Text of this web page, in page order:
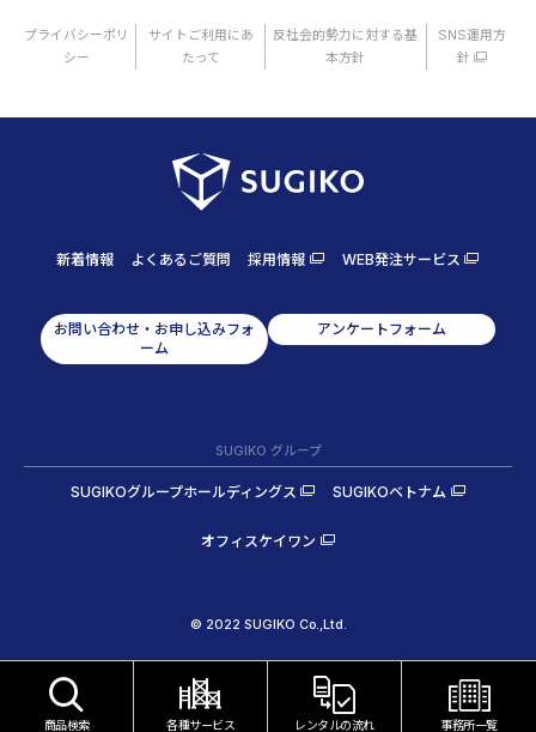
商品検索 各種サービス レンタルの流れ 事務所一覧
プライバシーポリ
シー
サイトご利用にあ
たって
反社会的勢力に対する基
本方針
SNS運用方
針
新着情報 よくあるご質問 採用情報 WEB発注サービス
お問い合わせ・お申し込みフォ
ーム
アンケートフォーム
SUGIKO グループ
SUGIKOグループホールディングス SUGIKOベトナム
オフィスケイワン
© 2022 SUGIKO Co.,Ltd.